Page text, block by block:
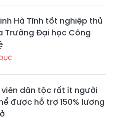
Hà Tĩnh tốt nghiệp thủ
Trường Đại học Công
viên dân tộc rất ít người
được hỗ trợ 150% lương